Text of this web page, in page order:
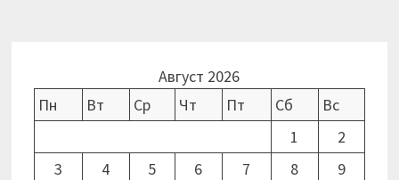
Август 2026
Пн
Вт Ср Чт Пт Сб
Вс
1
2
3
4 5 6 7 8
9